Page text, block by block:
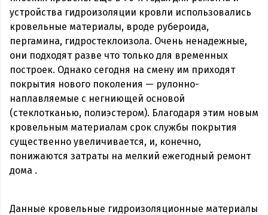
устройства гидроизоляции кровли использовались
кровельные материалы, вроде рубероида,
пергамина, гидростеклоизола. Очень ненадежные,
они подходят разве что только для временных
построек. Однако сегодня на смену им приходят
покрытия нового поколения — рулонно-
наплавляемые с негниющей основой
(стеклотканью, полиэстером). Благодаря этим новым
кровельным материалам срок службы покрытия
существенно увеличивается, и, конечно,
понижаются затраты на мелкий ежегодный ремонт
дома .
Данные кровельные гидроизоляционные материалы